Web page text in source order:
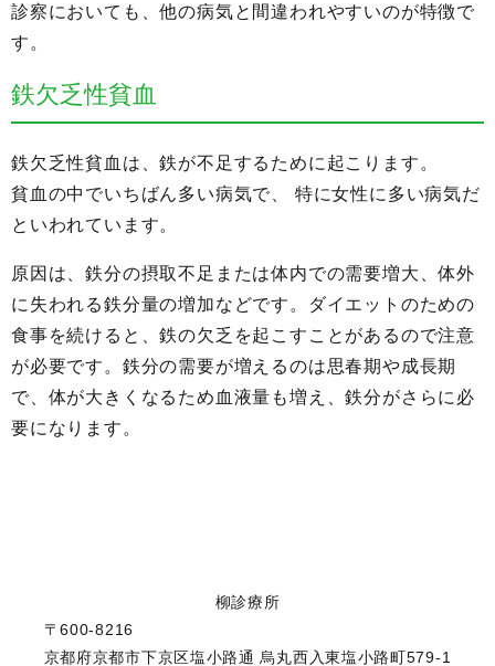
診察においても、他の病気と間違われやすいのが特徴で
す。
鉄欠乏性貧血
鉄欠乏性貧血は、鉄が不足するために起こります。
貧血の中でいちばん多い病気で、 特に女性に多い病気だ
といわれています。
原因は、鉄分の摂取不足または体内での需要増大、体外
に失われる鉄分量の増加などです。ダイエットのための
食事を続けると、鉄の欠乏を起こすことがあるので注意
が必要です。鉄分の需要が増えるのは思春期や成長期
で、体が大きくなるため血液量も増え、鉄分がさらに必
要になります。
柳診療所
〒600-8216
京都府京都市下京区塩小路通 烏丸西入東塩小路町579-1